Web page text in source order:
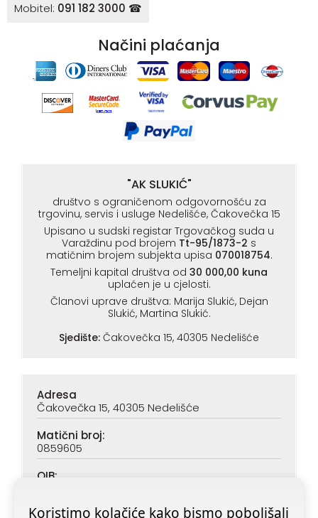
Koristimo kolačiće kako bismo poboljšali
Mobitel: 091 182 3000 ☎
Načini plaćanja
"AK SLUKIĆ"
društvo s ograničenom odgovornošću za
trgovinu, servis i usluge Nedelišće, Čakovečka 15
Upisano u sudski registar Trgovačkog suda u
Varaždinu pod brojem Tt-95/1873-2 s
matičnim brojem subjekta upisa 070018754.
Temeljni kapital društva od 30 000,00 kuna
uplaćen je u cjelosti.
Članovi uprave društva: Marija Slukić, Dejan
Slukić, Martina Slukić.
Sjedište: Čakovečka 15, 40305 Nedelišće
Adresa
Čakovečka 15, 40305 Nedelišće
Matični broj:
0859605
OIB: